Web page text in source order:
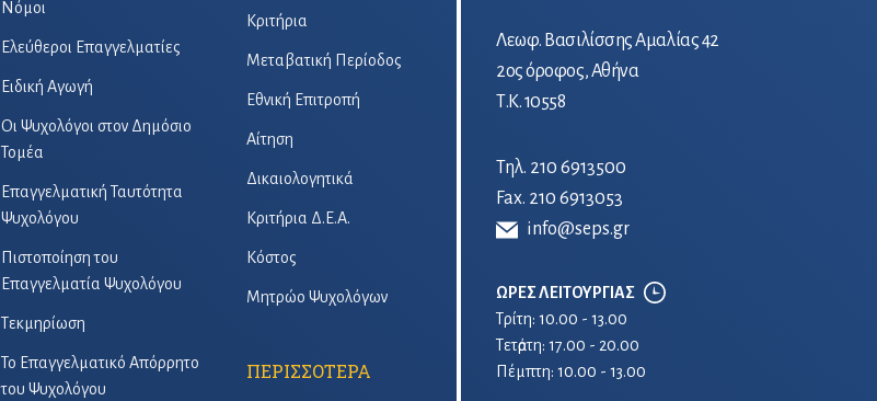
Λεωφ. Βασιλίσσης Αμαλίας 42
2ος όροφος, Αθήνα
Τ.Κ. 10558
Τηλ. 210 6913500
Fax. 210 6913053
info@seps.gr
ΩΡΕΣ ΛΕΙΤΟΥΡΓΙΑΣ
Τρίτη: 10.00 - 13.00
Τετἀρτη: 17.00 - 20.00
Πέμπτη: 10.00 - 13.00
Νόμοι
Ελεύθεροι Επαγγελματίες
Ειδική Αγωγή
Οι Ψυχολόγοι στον Δημόσιο
Τομέα
Επαγγελματική Ταυτότητα
Ψυχολόγου
Πιστοποίηση του
Επαγγελματία Ψυχολόγου
Τεκμηρίωση
Το Επαγγελματικό Απόρρητο
του Ψυχολόγου
Κριτήρια
Μεταβατική Περίοδος
Εθνική Επιτροπή
Αίτηση
Δικαιολογητικά
Κριτήρια Δ.Ε.Α.
Κόστος
Μητρώο Ψυχολόγων
ΠΕΡΙΣΣΟΤΕΡΑ